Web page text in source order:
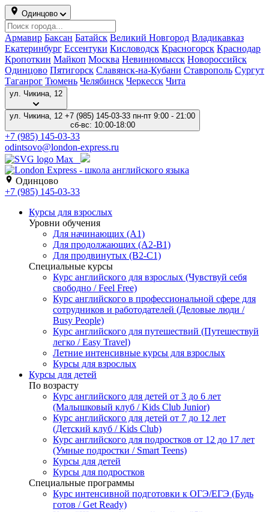
Одинцово
Армавир Баксан Батайск Великий Новгород Владикавказ
Екатеринбург Ессентуки Кисловодск Красногорск Краснодар
Кропоткин Майкоп Москва Невинномысск Новороссийск
Одинцово Пятигорск Славянск-на-Кубани Ставрополь Сургут
Таганрог Тюмень Челябинск Черкесск Чита
ул. Чикина, 12
ул. Чикина, 12 +7 (985) 145-03-33 пн-пт 9:00 - 21:00
сб-вс: 10:00-18:00
+7 (985) 145-03-33
odintsovo@london-express.ru
Одинцово
+7 (985) 145-03-33
Курсы для взрослых
Уровни обучения
Для начинающих (A1)
Для продолжающих (A2-B1)
Для продвинутых (B2-C1)
Специальные курсы
Курс английского для взрослых (Чувствуй себя
свободно / Feel Free)
Курс английского в профессиональной сфере для
сотрудников и работодателей (Деловые люди /
Busy People)
Курс английского для путешествий (Путешествуй
легко / Easy Travel)
Летние интенсивные курсы для взрослых
Курсы для взрослых
Курсы для детей
По возрасту
Курс английского для детей от 3 до 6 лет
(Малышковый клуб / Kids Club Junior)
Курс английского для детей от 7 до 12 лет
(Детский клуб / Kids Club)
Курс английского для подростков от 12 до 17 лет
(Умные подростки / Smart Teens)
Курсы для детей
Курсы для подростков
Специальные программы
Курс интенсивной подготовки к ОГЭ/ЕГЭ (Будь
готов / Get Ready)